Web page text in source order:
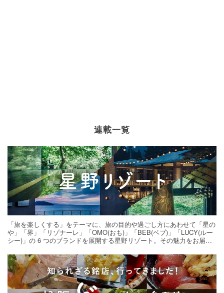
連載一覧
「旅を楽しくする」をテーマに、旅の目的や過ごし方にあわせて「星の
や」「界」「リゾナーレ」「OMO(おも)」「BEB(ベブ)」「LUCY(ルー
シー)」の 6 つのブランドを展開する星野リゾート。その魅力をお届け